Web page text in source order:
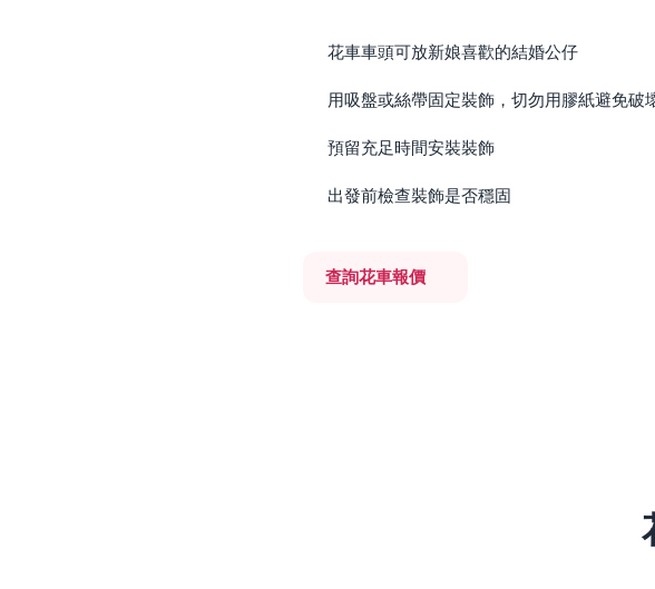
花車車頭可放新娘喜歡的結婚公仔
用吸盤或絲帶固定裝飾，切勿用膠紙避免破
預留充足時間安裝裝飾
出發前檢查裝飾是否穩固
查詢花車報價